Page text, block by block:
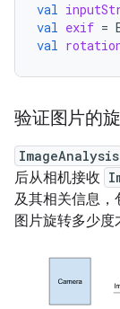
val
val exif =
val
验证图片的
ImageAnalysis
后从相机接收
及其相关信息，
图片旋转多少度